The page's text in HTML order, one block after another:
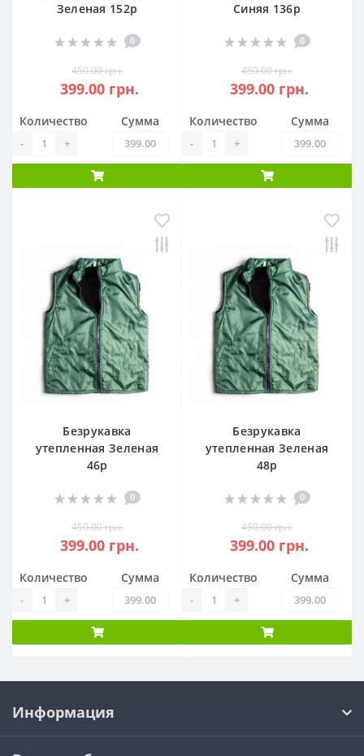
Зеленая 152р
0
450.00 грн.
399.00 грн.
Количество
- +
Сумма
Синяя 136р
0
450.00 грн.
399.00 грн.
Количество
- +
Сумма
Безрукавка
утепленная Зеленая
46р
0
450.00 грн.
399.00 грн.
Количество
- +
Сумма
Безрукавка
утепленная Зеленая
48р
0
450.00 грн.
399.00 грн.
Количество
- +
Сумма
Информация